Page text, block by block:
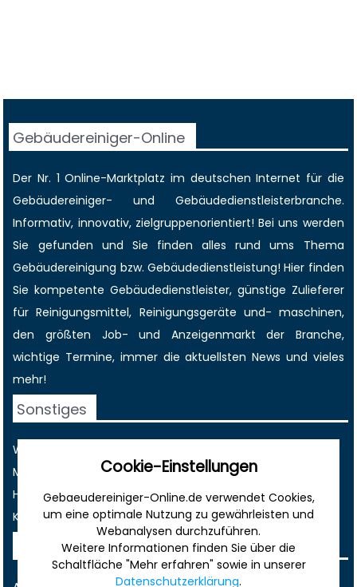
Gebäudereiniger-Online
Der Nr. 1 Online-Marktplatz im deutschen Internet für die
Gebäudereiniger- und Gebäudedienstleisterbranche.
Informativ, innovativ, zielgruppenorientiert! Bei uns werden
Sie gefunden und Sie finden alles rund ums Thema
Gebäudereinigung bzw. Gebäudedienstleistung! Hier finden
Sie kompetente Gebäudedienstleister, günstige Zulieferer
für Reinigungsmittel, Reinigungsgeräte und- maschinen,
den größten Job- und Anzeigenmarkt der Branche,
wichtige Termine, immer dieaktuellsten News und vieles
mehr!
Sonstiges
Werbung
Musterverträge und Vorlagen
Hilfe
Kontakt
Rechtliches
Cookie-Einstellungen
Gebaeudereiniger-Online.de verwendet Cookies,
um eine optimale Nutzung zu gewährleisten und
Webanalysen durchzuführen.
Weitere Informationen finden Sie über die
Schaltfläche "Mehr erfahren" sowie in unserer
Datenschutzerklärung.